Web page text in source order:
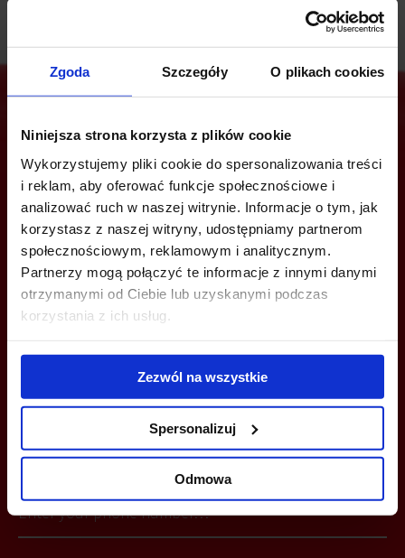
Zgoda Szczegóły O plikach cookies
Niniejsza strona korzysta z plików cookie
Wykorzystujemy pliki cookie do spersonalizowania treści
i reklam, aby oferować funkcje społecznościowe i
analizować ruch w naszej witrynie. Informacje o tym, jak
korzystasz z naszej witryny, udostępniamy partnerom
społecznościowym, reklamowym i analitycznym.
Partnerzy mogą połączyć te informacje z innymi danymi
otrzymanymi od Ciebie lub uzyskanymi podczas
korzystania z ich usług.
Zezwól na wszystkie
Spersonalizuj
Odmowa
Are you interested in this offer?
CALL US AND FIND OUT MORE
+48 539 096 754
tricity@officefinder.pl
YOU CAN LEAVE YOUR PHONE NUMBER AND WE WILL CONTACT
YOU